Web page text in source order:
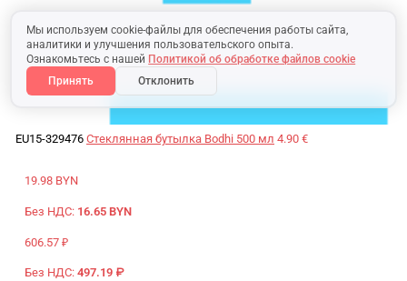
Мы используем cookie-файлы для обеспечения работы сайта,
аналитики и улучшения пользовательского опыта.
Ознакомьтесь с нашей Политикой об обработке файлов cookie
Принять
Отклонить
EU15-329476 Стеклянная бутылка Bodhi 500 мл 4.90 €
19.98 BYN
Без НДС: 16.65 BYN
606.57 ₽
Без НДС: 497.19 ₽